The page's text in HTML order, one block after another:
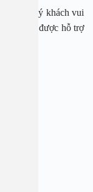
khám, quý khách vui
để được hỗ trợ